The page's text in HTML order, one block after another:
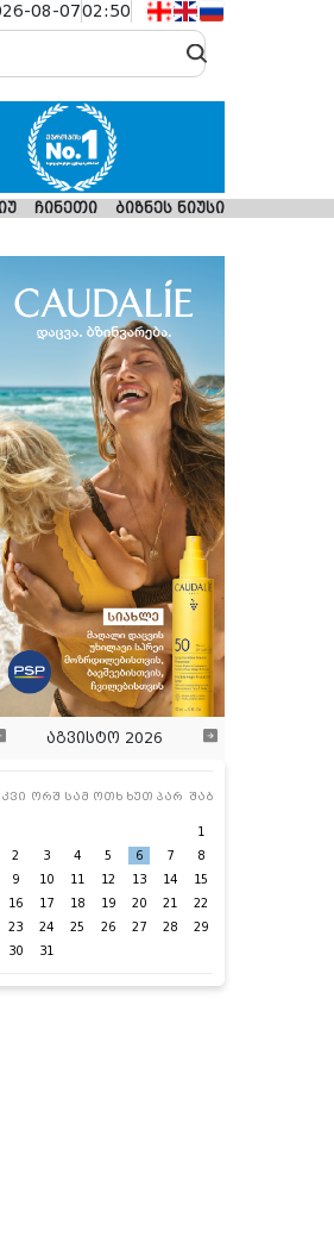
08-0702:50
ჩინეთი ბიზნეს ნიუსი
აგვისტო 2026
კვი ორშ სამ ოთხ ხუთ პარ შაბ
1
2
3 4 5 6 7
8
9
10 11 12 13 14
15
16
17 18 19 20 21
22
23
24 25 26 27 28
29
30
31